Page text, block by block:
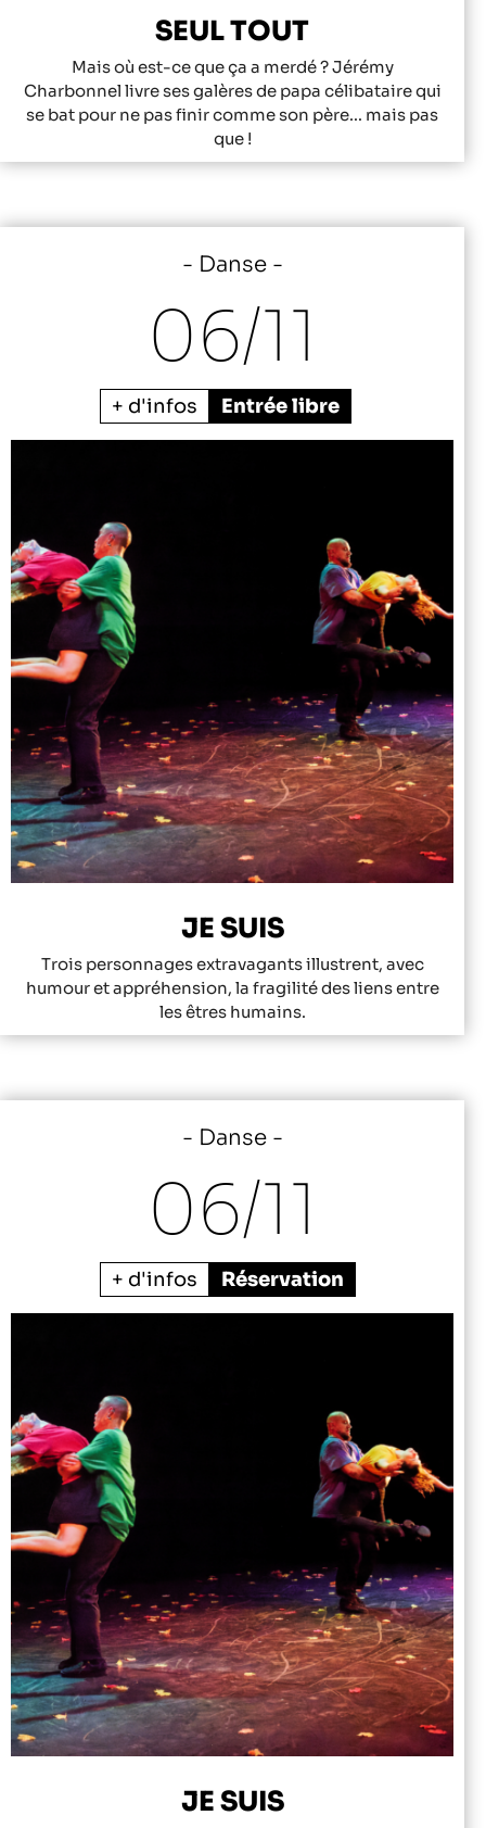
SEUL TOUT
Mais où est-ce que ça a merdé ? Jérémy
Charbonnel livre ses galères de papa célibataire qui
se bat pour ne pas finir comme son père... mais pas
que !
Danse
06/11
+ d'infos Entrée libre
JE SUIS
Trois personnages extravagants illustrent, avec
humour et appréhension, la fragilité des liens entre
les êtres humains.
Danse
06/11
+ d'infos Réservation
JE SUIS